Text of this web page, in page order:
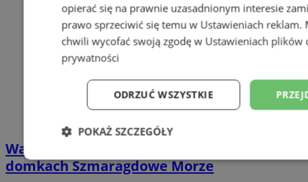
Wakacyjny wypoczynek nad Bałtykiem w
domkach Szmaragdowe Morze
opierać się na prawnie uzasadnionym interesie
prawo sprzeciwić się temu w Ustawieniach reklam.
chwili wycofać swoją zgodę w Ustawieniach plików
prywatności
ODRZUĆ WSZYSTKIE
POKAŻ SZCZEGÓŁY
Niezbędne Wydajność